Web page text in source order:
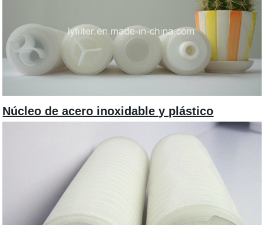
Núcleo de acero inoxidable y plástico